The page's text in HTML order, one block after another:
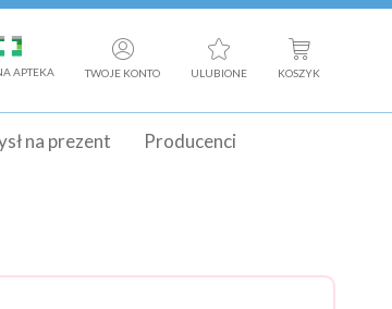
TWOJE KONTO
APTEKA ULUBIONE KOSZYK
na prezent Producenci